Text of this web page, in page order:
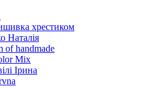
хрестиком
Наталія
of handmade
Mix
Ірина